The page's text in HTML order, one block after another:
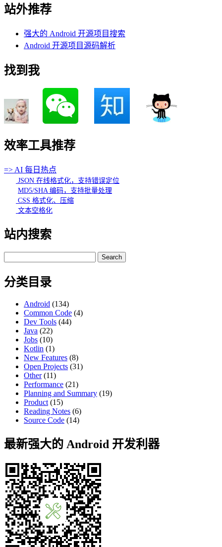
站外推荐
强大的 Android 开源项目搜索
Android 开源项目源码解析
找到我
效率工具推荐
=> AI 每日热点
JSON 在线格式化，支持错误定位
MD5/SHA 编码，支持批量处理
CSS 格式化、压缩
文本空格化
站内搜索
for:
分类目录
Android (134)
Common Code (4)
Dev Tools (44)
Java (22)
Jobs (10)
Kotlin (1)
New Features (8)
Open Projects (31)
Other(11)
Performance (21)
Planning and Summary (19)
Product (15)
Reading Notes (6)
Source Code (14)
最新强大的 Android 开发利器